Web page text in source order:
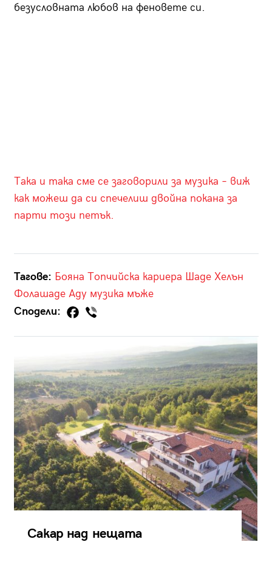
безусловната любов на феновете си.
Така и така сме се заговорили за музика – виж
как можеш да си спечелиш двойна покана за
парти този петък.
Тагове: Бояна Топчийска кариера Шаде Хелън
Фолашаде Аду музика мъже
Сподели:
Сакар над нещата